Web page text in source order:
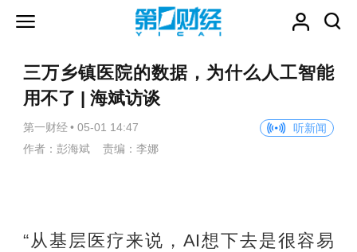
三万乡镇医院的数据，为什么人工智能
用不了 | 海斌访谈
第一财经 • 05-01 14:47
听新闻
作者：彭海斌 责编：李娜
“从基层医疗来说，AI想下去是很容易